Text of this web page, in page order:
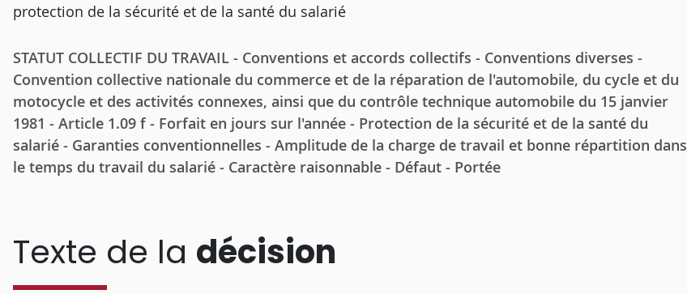
protection de la sécurité et de la santé du salarié
STATUT COLLECTIF DU TRAVAIL - Conventions et accords collectifs - Conventions diverses -
Convention collective nationale du commerce et de la réparation de l'automobile, du cycle et du
motocycle et des activités connexes, ainsi que du contrôle technique automobile du 15 janvier
1981 - Article 1.09 f - Forfait en jours sur l'année - Protection de la sécurité et de la santé du
salarié - Garanties conventionnelles - Amplitude de la charge de travail et bonne répartition dans
le temps du travail du salarié - Caractère raisonnable - Défaut - Portée
Texte de la décision